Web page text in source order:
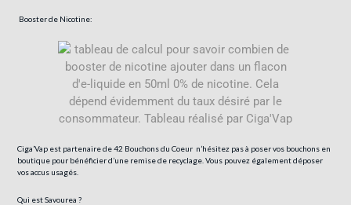
Boosterde Nicotine:
Ciga’Vap est partenaire de42 Bouchons du Coeur n’hésitez pas à poser vos bouchons en
boutique pour bénéficier d’une remise de recyclage. Vous pouvez également déposer
vos accus usagés.
Qui est Savourea ?